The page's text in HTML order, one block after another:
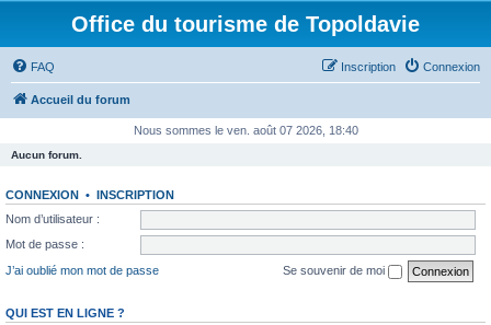
Office du tourisme de Topoldavie
FAQ Connexion
Inscription
Accueil du forum
Nous sommes le ven. août 07 2026, 18:40
Aucun forum.
CONNEXION • INSCRIPTION
Nom d’utilisateur :
Mot de passe :
J’ai oublié mon mot de passe
Se souvenir de moi
QUI EST EN LIGNE ?